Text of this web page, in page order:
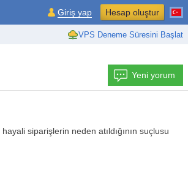
VPS Deneme Süresini Başlat
Giriş yap Hesap oluştur
Yeni yorum
siparişlerin neden atıldığının suçlusu